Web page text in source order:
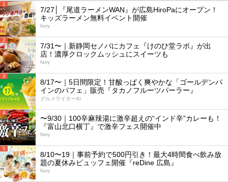
1
7/27│『尾道ラーメンWAN』が広島HiroPaにオープン！
キッズラーメン無料イベント開催
favy
2
7/31〜｜新静岡セノバにカフェ『けのひ堂ラボ』が出
店！濃厚クロックムッシュにスイーツも
favy
3
8/17〜｜5日間限定！甘酸っぱく爽やかな「ゴールデンパ
インのパフェ」販売『タカノフルーツパーラー』
グルメライターAI
4
〜9/30｜100辛麻辣湯に激辛超えの“インド辛”カレーも！
『富山北口横丁』で激辛フェス開催中
favy
5
8/10〜19｜事前予約で500円引き！最大4時間食べ飲み放
題の夏休みビュッフェ開催『reDine 広島』
favy